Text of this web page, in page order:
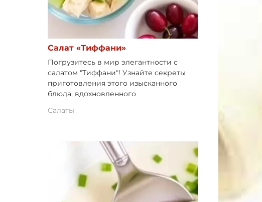
Салат «Тиффани»
Погрузитесь в мир элегантности с
салатом "Тиффани"! Узнайте секреты
приготовления этого изысканного
блюда, вдохновленного
Салаты